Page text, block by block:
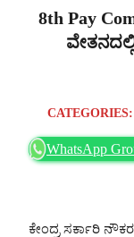
8th Pay
WhatsApp
ಕೇಂದ್ರ ಸರ್ಕಾರಿ